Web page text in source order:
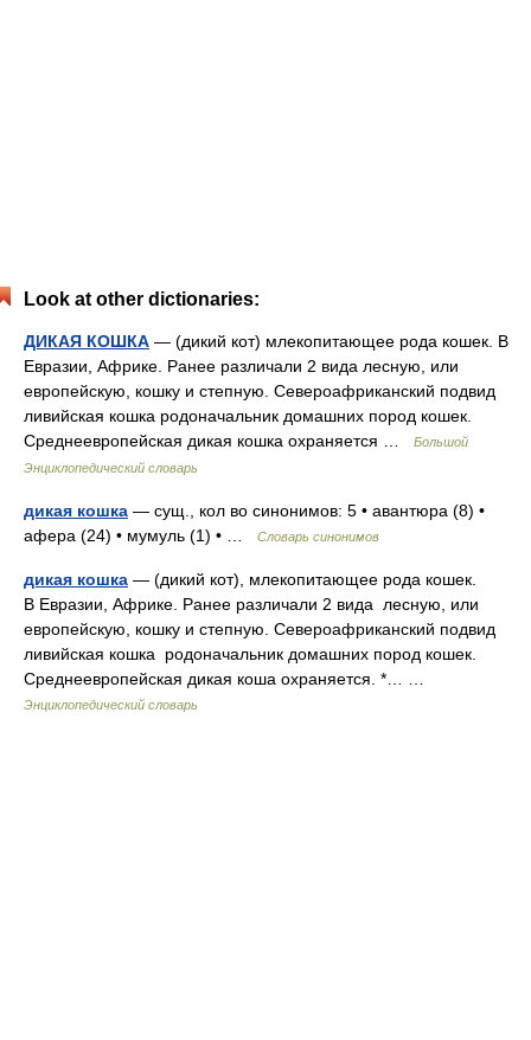
Look at other dictionaries:
ДИКАЯ КОШКА — (дикий кот) млекопитающее рода кошек. В
Евразии, Африке. Ранее различали 2 вида лесную, или
европейскую, кошку и степную. Североафриканский подвид
ливийская кошка родоначальник домашних пород кошек.
Среднеевропейская дикая кошка охраняется …
Большой
Энциклопедический словарь
дикая кошка — сущ., кол во синонимов: 5 • авантюра (8) •
афера (24) • мумуль (1) • …
Словарь синонимов
дикая кошка — (дикий кот), млекопитающее рода кошек.
В Евразии, Африке. Ранее различали 2 вида лесную, или
европейскую, кошку и степную. Североафриканский подвид
ливийская кошка родоначальник домашних пород кошек.
Среднеевропейская дикая коша охраняется. *… …
Энциклопедический словарь